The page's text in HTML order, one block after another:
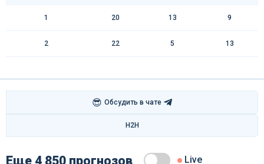
1 20 13 9
2 22 5 13
😎 Обсудить в чате
H2H
Еще 4 850 прогнозов Live